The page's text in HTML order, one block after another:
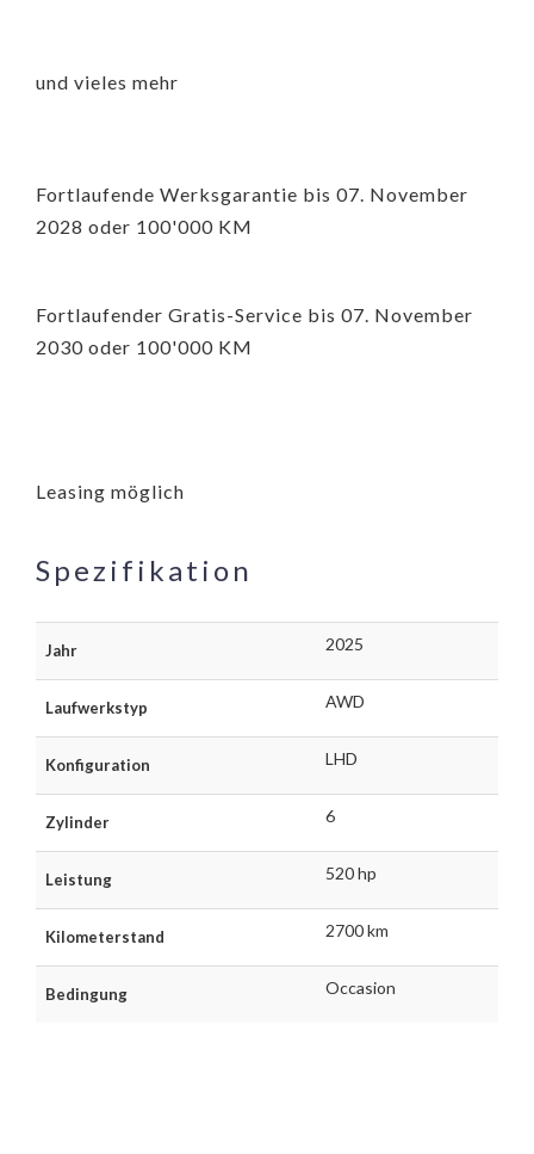
und vieles mehr
Fortlaufende Werksgarantie bis 07. November
2028 oder 100'000 KM
Fortlaufender Gratis-Service bis 07. November
2030 oder 100'000 KM
Leasing möglich
Spezifikation
Jahr 2025
Laufwerkstyp AWD
Konfiguration LHD
Zylinder 6
Leistung 520 hp
Kilometerstand 2700 km
Bedingung Occasion